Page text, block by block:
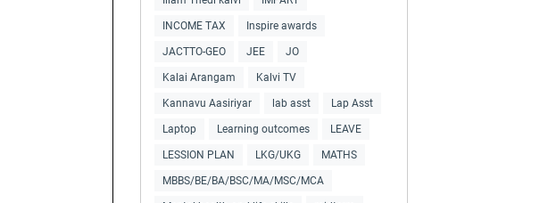
INCOME TAX Inspire awards
JACTTO-GEO JEE JO
Kalai Arangam Kalvi TV
Kannavu Aasiriyar lab asst Lap Asst
Laptop Learning outcomes LEAVE
LESSION PLAN LKG/UKG MATHS
MBBS/BE/BA/BSC/MA/MSC/MCA